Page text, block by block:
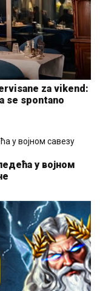
za vikend:
se spontano
у војном